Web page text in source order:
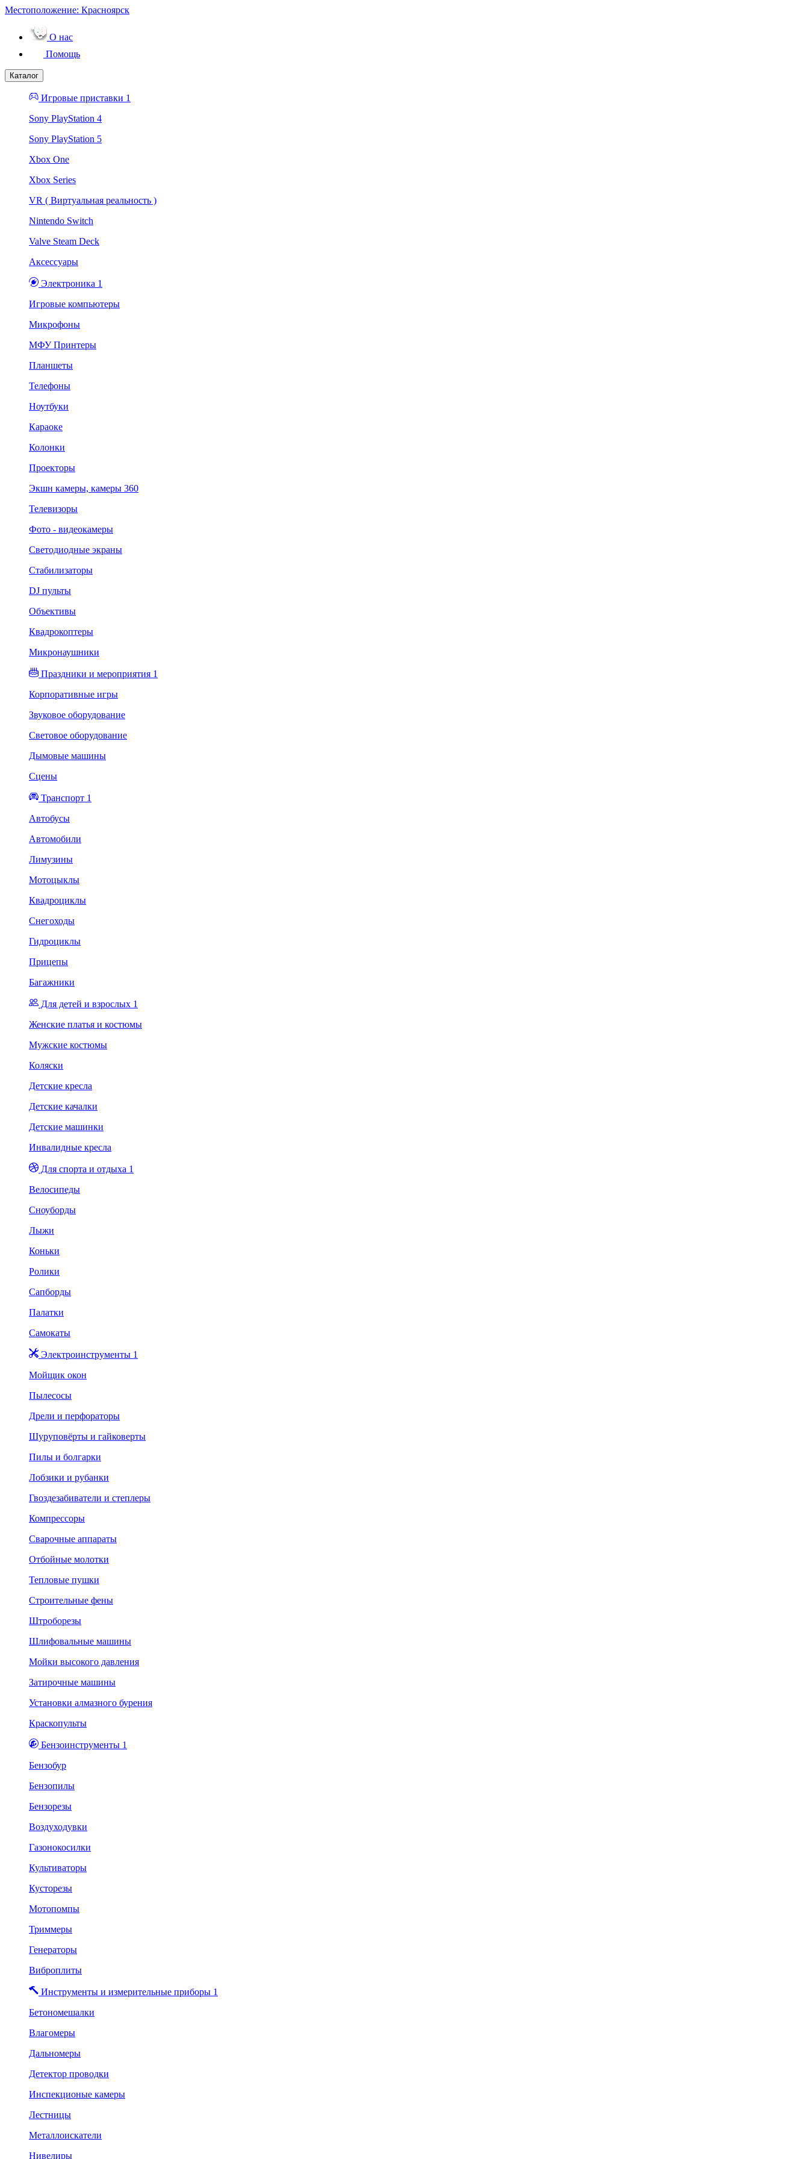
Местоположение: Красноярск
О нас
Помощь
Каталог
Игровые приставки 1
Sony PlayStation 4
Sony PlayStation 5
Xbox One
Xbox Series
VR ( Виртуальная реальность )
Nintendo Switch
Valve Steam Deck
Аксессуары
Электроника 1
Игровые компьютеры
Микрофоны
МФУ Принтеры
Планшеты
Телефоны
Ноутбуки
Караоке
Колонки
Проекторы
Экшн камеры, камеры 360
Телевизоры
Фото - видеокамеры
Светодиодные экраны
Стабилизаторы
DJ пульты
Объективы
Квадрокоптеры
Микронаушники
Праздники и мероприятия 1
Корпоративные игры
Звуковое оборудование
Световое оборудование
Дымовые машины
Сцены
Транспорт 1
Автобусы
Автомобили
Лимузины
Мотоцыклы
Квадроциклы
Снегоходы
Гидроциклы
Прицепы
Багажники
Для детей и взрослых 1
Женские платья и костюмы
Мужские костюмы
Коляски
Детские кресла
Детские качалки
Детские машинки
Инвалидные кресла
Для спорта и отдыха 1
Велосипеды
Сноуборды
Лыжи
Коньки
Ролики
Сапборды
Палатки
Самокаты
Электроинструменты 1
Мойщик окон
Пылесосы
Дрели и перфораторы
Шуруповёрты и гайковерты
Пилы и болгарки
Лобзики и рубанки
Гвоздезабиватели и степлеры
Компрессоры
Сварочные аппараты
Отбойные молотки
Тепловые пушки
Строительные фены
Штроборезы
Шлифовальные машины
Мойки высокого давления
Затирочные машины
Установки алмазного бурения
Краскопульты
Бензоинструменты 1
Бензобур
Бензопилы
Бензорезы
Воздуходувки
Газонокосилки
Культиваторы
Кусторезы
Мотопомпы
Триммеры
Генераторы
Виброплиты
Инструменты и измерительные приборы 1
Бетономешалки
Влагомеры
Дальномеры
Детектор проводки
Инспекционые камеры
Лестницы
Металлоискатели
Нивелиры